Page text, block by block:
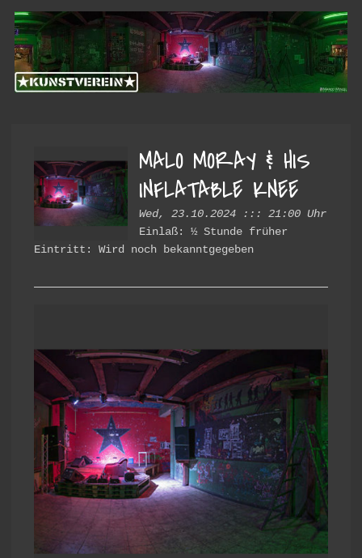
Skip
primary
navigation
Skip
main
content
Kunstverein
Hintere
Cramergasse
MALO MORAY & HIS
INFLATABLE KNEE
Wed, 23.10.2024 ::: 21:00 Uhr
Einlaß: ½ Stunde früher
Eintritt: Wird noch bekanntgegeben